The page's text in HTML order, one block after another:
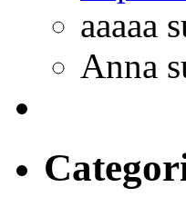
aaaaa
Anna